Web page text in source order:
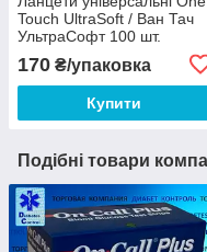
Touch UltraSoft / Ван Тач
УльтраСофт 100 шт.
170 ₴/упаковка
Купити
Подібні товари